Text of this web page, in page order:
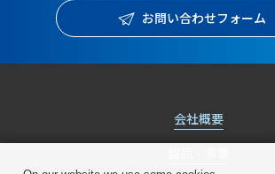
お問い合わせフォーム
会社概要